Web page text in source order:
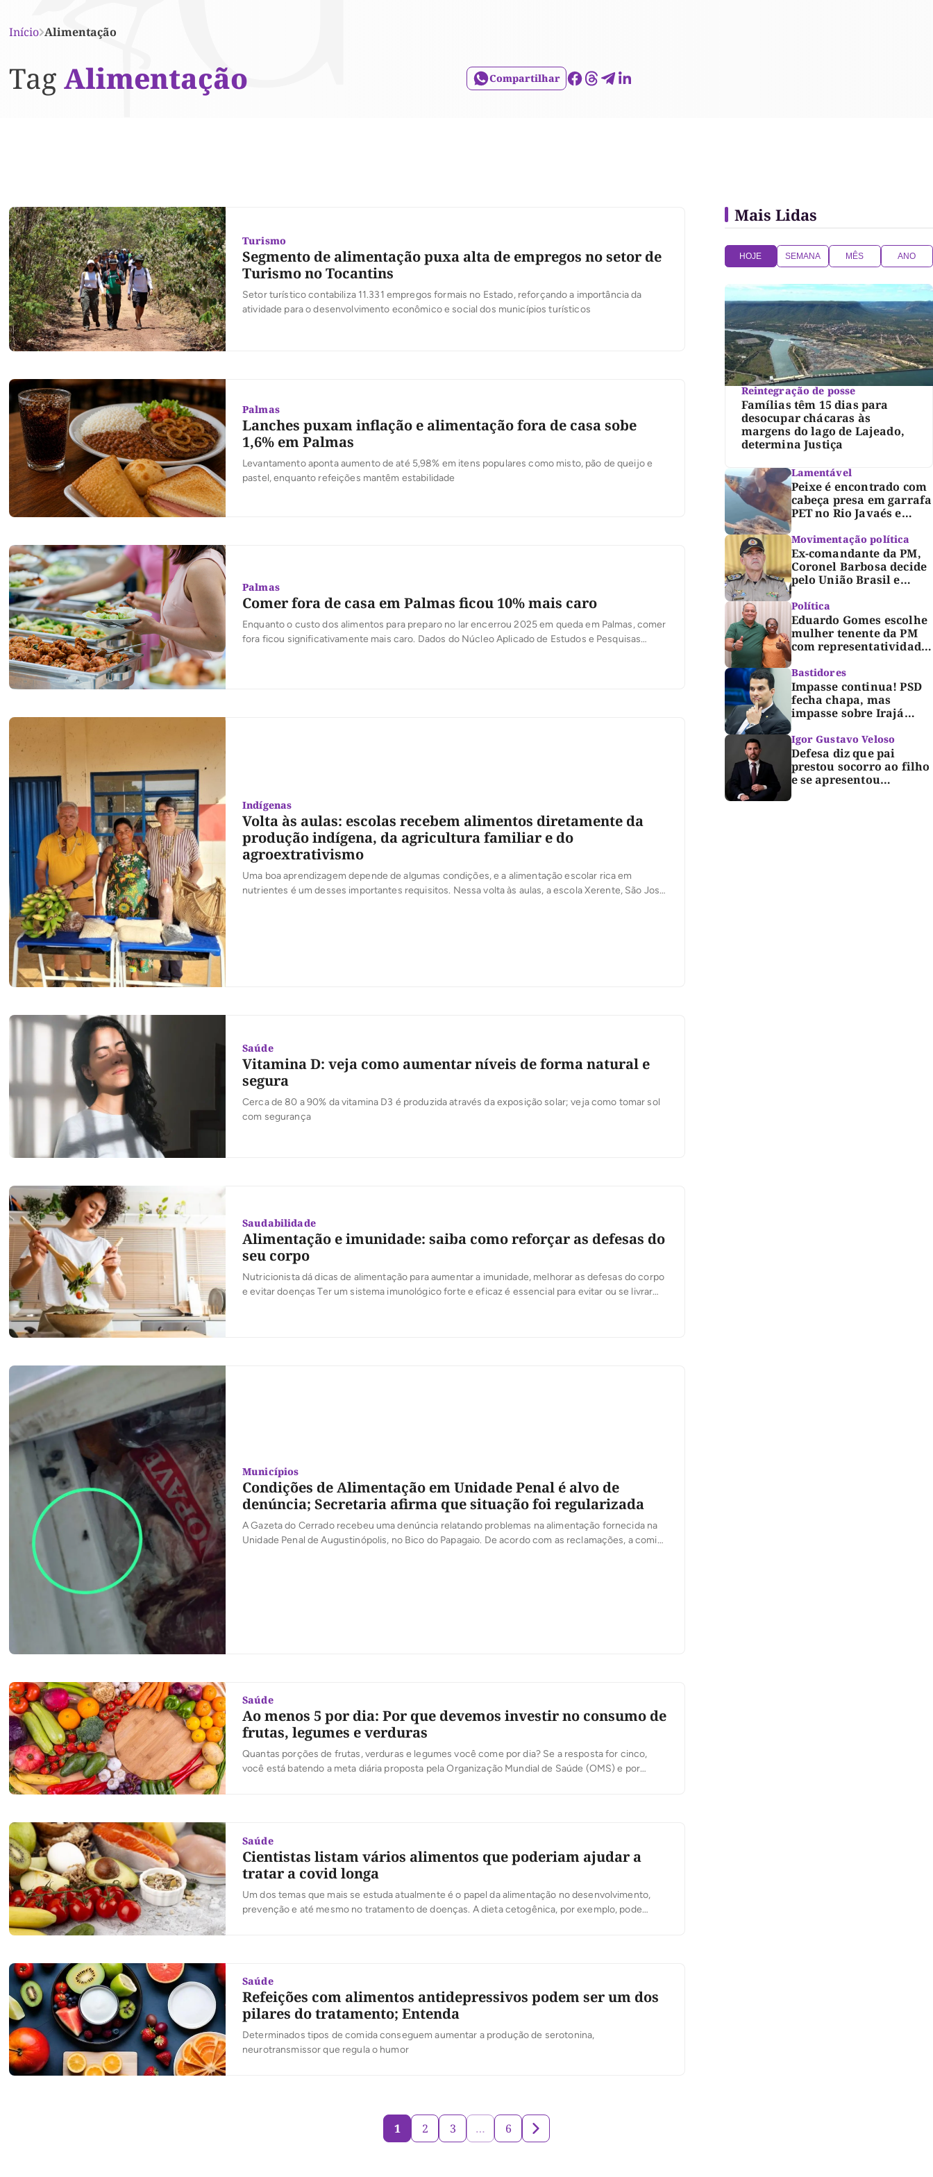
Início Alimentação
Tag Alimentação Compartilhar
Turismo
Segmento de alimentação puxa alta de empregos no setor de
Turismo no Tocantins
Setor turístico contabiliza 11.331 empregos formais no Estado, reforçando a importância da
atividade para o desenvolvimento econômico e social dos municípios turísticos
Palmas
Lanches puxam inflação e alimentação fora de casa sobe
1,6% em Palmas
Levantamento aponta aumento de até 5,98% em itens populares como misto, pão de queijo e
pastel, enquanto refeições mantêm estabilidade
Palmas
Comer fora de casa em Palmas ficou 10% mais caro
Enquanto o custo dos alimentos para preparo no lar encerrou 2025 em queda em Palmas, comer
fora ficou significativamente mais caro. Dados do Núcleo Aplicado de Estudos e Pesquisas
Indígenas
Volta às aulas: escolas recebem alimentos diretamente da
produção indígena, da agricultura familiar e do
agroextrativismo
Uma boa aprendizagem depende de algumas condições, e a alimentação escolar rica em
nutrientes é um desses importantes requisitos. Nessa volta às aulas, a escola Xerente, São José,
Saúde
Vitamina D: veja como aumentar níveis de forma natural e
segura
Cerca de 80 a 90% da vitamina D3 é produzida através da exposição solar; veja como tomar sol
com segurança
Saudabilidade
Alimentação e imunidade: saiba como reforçar as defesas do
seu corpo
Nutricionista dá dicas de alimentação para aumentar a imunidade, melhorar as defesas do corpo
e evitar doenças Ter um sistema imunológico forte e eficaz é essencial para evitar ou se livrar
Municípios
Condições de Alimentação em Unidade Penal é alvo de
denúncia; Secretaria afirma que situação foi regularizada
A Gazeta do Cerrado recebeu uma denúncia relatando problemas na alimentação fornecida na
Unidade Penal de Augustinópolis, no Bico do Papagaio. De acordo com as reclamações, a comida
Saúde
Ao menos 5 por dia: Por que devemos investir no consumo de
frutas, legumes e verduras
Quantas porções de frutas, verduras e legumes você come por dia? Se a resposta for cinco,
você está batendo a meta diária proposta pela Organização Mundial de Saúde (OMS) e por
Saúde
Cientistas listam vários alimentos que poderiam ajudar a
tratar a covid longa
Um dos temas que mais se estuda atualmente é o papel da alimentação no desenvolvimento,
prevenção e até mesmo no tratamento de doenças. A dieta cetogênica, por exemplo, pode
Saúde
Refeições com alimentos antidepressivos podem ser um dos
pilares do tratamento; Entenda
Determinados tipos de comida conseguem aumentar a produção de serotonina,
neurotransmissor que regula o humor
Mais Lidas
HOJE SEMANA MÊS ANO
Reintegração de posse
Famílias têm 15 dias para
desocupar chácaras às
margens do lago de Lajeado,
determina Justiça
Lamentável
Peixe é encontrado com
cabeça presa em garrafa
PET no Rio Javaés e
vídeo alerta para
impacto do lixo nos rios
Movimentação política
Ex-comandante da PM,
Coronel Barbosa decide
pelo União Brasil e
reforça chapa federal de
Dorinha
Política
Eduardo Gomes escolhe
mulher tenente da PM
com representatividade
e trajetória de
superação para compor
segunda suplência ao
Senado
Bastidores
Impasse continua! PSD
fecha chapa, mas
impasse sobre Irajá
segue até o limite do
prazo no TRE; Laurez diz
que nome dele não foi
homologado
Igor Gustavo Veloso
Defesa diz que pai
prestou socorro ao filho
e se apresentou
espontaneamente à
1 2 3 … 6